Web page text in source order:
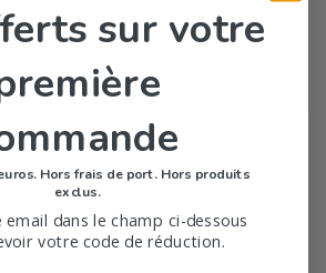
de la marque
de Anti-moustiques de CINQ SUR
sur votre
Hors frais de port. Hors produits
exclus.
dans le champ ci-dessous
votre code de réduction.